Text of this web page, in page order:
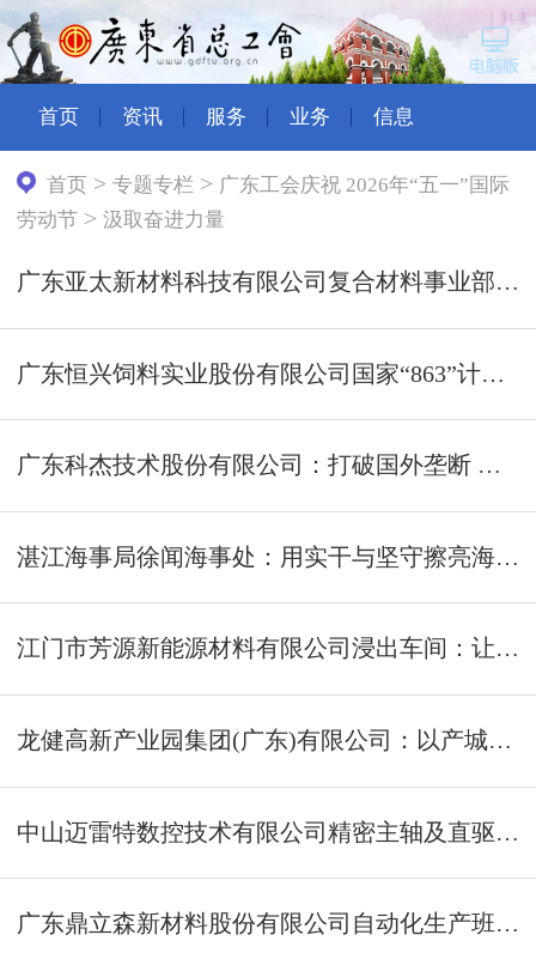
首页 资讯 服务 业务 信息
首页 >专题专栏 > 广东工会庆祝 2026年“五一”国际
劳动节 > 汲取奋进力量
广东亚太新材料科技有限公司复合材料事业部工艺组：以智提质 技术攻坚激活发展“硬核引擎”
广东恒兴饲料实业股份有限公司国家“863”计划海水养殖种子工程南方基地（女职工集体）：交出满分答卷填补国内种业技术空白
广东科杰技术股份有限公司：打破国外垄断 自研核心装备
湛江海事局徐闻海事处：用实干与坚守擦亮海事先锋底色
江门市芳源新能源材料有限公司浸出车间：让有限资源“无限循环利用”
龙健高新产业园集团(广东)有限公司：以产城融合绘就廉江发展新图景
中山迈雷特数控技术有限公司精密主轴及直驱转台装配班组：精琢高精密机床核心部件
广东鼎立森新材料股份有限公司自动化生产班组：高端新材料智造的领跑者